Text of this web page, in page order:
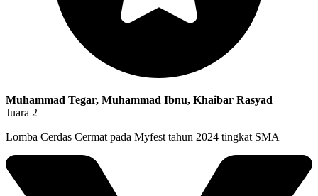
Muhammad Tegar, Muhammad Ibnu, Khaibar Rasyad
Juara 2
Lomba Cerdas Cermat pada Myfest tahun 2024 tingkat SMA